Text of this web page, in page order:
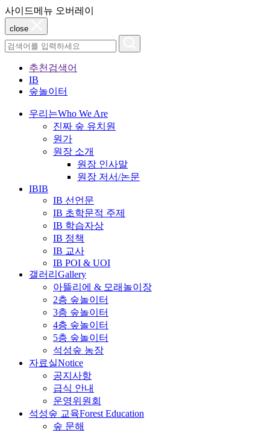
사이드메뉴 오버레이
close
추천검색어
IB
숲놀이터
우리는Who We Are
진짜 숲 유치원
원가
원장 소개
원장 인사말
원장 저서/논문
IBIB
IB 선언문
IB 초학문적 주제
IB 학습자상
IB 정책
IB 교사
IB POI & UOI
갤러리 Gallery
아뜰리에 & 모래놀이장
2층 숲놀이터
3층 숲놀이터
4층 숲놀이터
5층 숲놀이터
석성숲 농장
자료실Notice
공지사항
급식 안내
운영위원회
석성숲 교육Forest Education
숲 문해